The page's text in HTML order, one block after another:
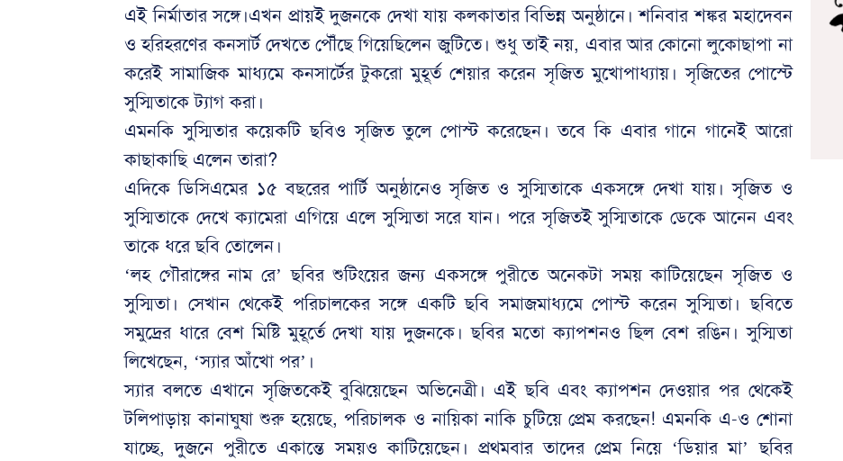
এই নির্মাতার সঙ্গে।এখন প্রায়ই দুজনকে দেখা যায় কলকাতার বিভিন্ন অনুষ্ঠানে। শনিবার শঙ্কর মহাদেবন
ও হরিহরণের কনসার্ট দেখতে পৌঁছে গিয়েছিলেন জুটিতে। শুধু তাই নয়, এবার আর কোনো লুকোছাপা না
করেই সামাজিক মাধ্যমে কনসার্টের টুকরো মুহূর্ত শেয়ার করেন সৃজিত মুখোপাধ্যায়। সৃজিতের পোস্টে
সুস্মিতাকে ট্যাগ করা।
এমনকি সুস্মিতার কয়েকটি ছবিও সৃজিত তুলে পোস্ট করেছেন। তবে কি এবার গানে গানেই আরো
কাছাকাছি এলেন তারা?
এদিকে ডিসিএমের ১৫ বছরের পার্টি অনুষ্ঠানেও সৃজিত ও সুস্মিতাকে একসঙ্গে দেখা যায়। সৃজিত ও
সুস্মিতাকে দেখে ক্যামেরা এগিয়ে এলে সুস্মিতা সরে যান। পরে সৃজিতই সুস্মিতাকে ডেকে আনেন এবং
তাকে ধরে ছবি তোলেন।
‘লহ গৌরাঙ্গের নাম রে’ ছবির শুটিংয়ের জন্য একসঙ্গে পুরীতে অনেকটা সময় কাটিয়েছেন সৃজিত ও
সুস্মিতা। সেখান থেকেই পরিচালকের সঙ্গে একটি ছবি সমাজমাধ্যমে পোস্ট করেন সুস্মিতা। ছবিতে
সমুদ্রের ধারে বেশ মিষ্টি মুহূর্তে দেখা যায় দুজনকে। ছবির মতো ক্যাপশনও ছিল বেশ রঙিন। সুস্মিতা
লিখেছেন, ‘স্যার আঁখো পর’।
স্যার বলতে এখানে সৃজিতকেই বুঝিয়েছেন অভিনেত্রী। এই ছবি এবং ক্যাপশন দেওয়ার পর থেকেই
টলিপাড়ায় কানাঘুষা শুরু হয়েছে, পরিচালক ও নায়িকা নাকি চুটিয়ে প্রেম করছেন! এমনকি এ-ও শোনা
যাচ্ছে, দুজনে পুরীতে একান্তে সময়ও কাটিয়েছেন। প্রথমবার তাদের প্রেম নিয়ে ‘ডিয়ার মা’ ছবির